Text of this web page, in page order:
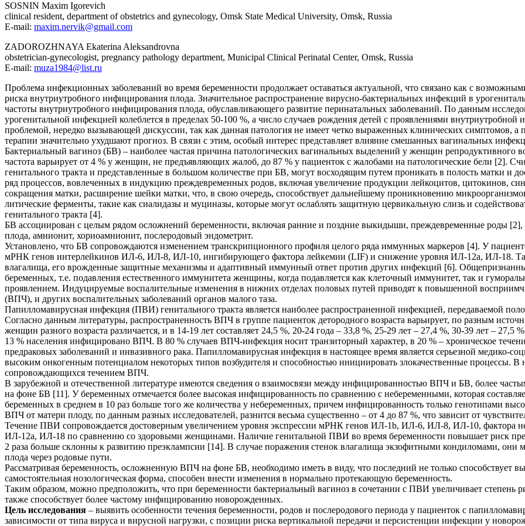
SOSNIN Maxim Igorevich
clinical resident, department of obstetrics and gynecology, Omsk State Medical University, Omsk, Russia
E-mail: maxim.nervik@gmail.com
ZADOROZHNAYA Ekaterina Aleksandrovna
obstetrician-gynecologist, pregnancy pathology department, Municipal Clinical Perinatal Center, Omsk, Russia
E-mail: muza1984@list.ru
Проблема инфекционных заболеваний во время беременности продолжает оставаться актуальной, что связано как с
риска внутриутробного инфицирования плода. Значительное распространение вирусно-бактериальных инфекций в
частоты внутриутробного инфицирования плода, обуславливающего развитие перинатальных заболеваний. По данным
урогенитальной инфекцией колеблется в пределах 50-100 %, а число случаев рождения детей с проявлениями
проблемой, нередко вызывающей дискуссии, так как данная патология не имеет четко выраженных клинических симптомов, а
терапии значительно ухудшают прогноз. В связи с этим, особый интерес представляет влияние смешанных вагинальных
Бактериальный вагиноз (БВ) – наиболее частая причина патологических вагинальных выделений у женщин репродуктивного
частота варьирует от 4 % у женщин, не предъявляющих жалоб, до 87 % у пациенток с жалобами на патологические бели [2].
генитального тракта и представленные в большом количестве при БВ, могут восходящим путем проникать в полость матки и
ряд процессов, вовлеченных в индукцию преждевременных родов, включая увеличение продукции лейкоцитов, цитокинов,
сокращения матки, расширение шейки матки, что, в свою очередь, способствует дальнейшему проникновению
литические ферменты, такие как сиалидазы и муциназы, которые могут ослаблять защитную цервикальную слизь и
генитального тракта [4].
БВ ассоциирован с целым рядом осложнений беременности, включая ранние и поздние выкидыши, преждевременные роды [2],
плода, амнионит, хориоамнионит, послеродовый эндометрит.
Установлено, что БВ сопровождаются изменением транскрипционного профиля целого ряда иммунных маркеров [4]. У
мРНК генов интерлейкинов ИЛ-6, ИЛ-8, ИЛ-10, ингибирующего фактора лейкемии (LIF) и снижение уровня ИЛ-12a, ИЛ-18.
влагалища, его врожденные защитные механизмы и адаптивный иммунный ответ против других инфекций [6].
беременных, т.е. подавления естественного иммунитета женщины, когда подавляется как клеточный иммунитет, так и
проявлением. Индуцируемые воспалительные изменения в нижних отделах половых путей приводят к повышенной
(ВПЧ), и других воспалительных заболеваний органов малого таза.
Папилломавирусная инфекция (ПВИ) генитального тракта является наиболее распространенной инфекцией, передаваемой
Согласно данным литературы, распространенность ВПЧ в группе пациенток детородного возраста варьирует, по разным
женщин разного возраста различается, и в 14-19 лет составляет 24,5 %, 20-24 года – 33,8 %, 25-29 лет – 27,4 %, 30-39 лет –
13 % населения инфицировано ВПЧ. В 80 % случаев ВПЧ-инфекция носит транзиторный характер, в 20 % – хроническое
предраковых заболеваний и инвазивного рака. Папилломавирусная инфекция в настоящее время является серьезной медико-
высоким онкогенным потенциалом некоторых типов возбудителя и способностью инициировать злокачественные процессы. В
сопровождающихся течением ВПЧ.
В зарубежной и отечественной литературе имеются сведения о взаимосвязи между инфицированностью ВПЧ и БВ, более
на фоне БВ [11]. У беременных отмечается более высокая инфицированность по сравнению с небеременными, которая
беременных в среднем в 10 раз больше того же количества у небеременных, причем инфицированность только генотипами
ВПЧ от матери плоду, по данным разных исследователей, разнится весьма существенно – от 4 до 87 %, что зависит от
Течение ПВИ сопровождается достоверным увеличением уровня экспрессии мРНК генов ИЛ-1b, ИЛ-6, ИЛ-8, ИЛ-10, фактора
ИЛ-12a, ИЛ-18 по сравнению со здоровыми женщинами. Наличие генитальной ПВИ во время беременности повышает риск
2 раза больше склонны к развитию преэклампсии [14]. В случае поражения стенок влагалища экзофитными кондиломами, они
плода через родовые пути.
Рассматривая беременность, осложненную ВПЧ на фоне БВ, необходимо иметь в виду, что последний не только
самостоятельная нозологическая форма, способен внести изменения в нормально протекающую беременность.
Таким образом, можно предположить, что при беременности бактериальный вагиноз в сочетании с ПВИ увеличивает степень
также способствует более частому инфицированию новорожденных.
Цель исследования – выявить особенности течения беременности, родов и послеродового периода у пациенток с
зависимости от типа вируса и вирусной нагрузки, с позиции риска вертикальной передачи и персистенции инфекции у